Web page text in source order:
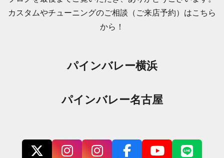
カスタムやチューニングのご相談（ご来店予約）はこちら
から！
パインバレー横浜
パインバレー名古屋